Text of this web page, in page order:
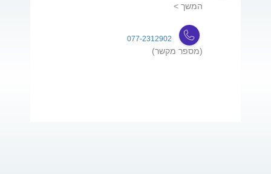
המשך >
077-2312902
(מספר מקשר)